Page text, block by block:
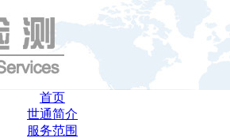
首页
世通简介
服务范围